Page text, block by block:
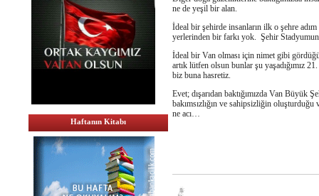
Haftanın Kitabı
ne de yeşil bir alan.
İdeal bir şehirde insanların ilk o şehre adım
yerlerinden bir farkı yok. Şehir
İdeal bir Van olması için nimet gibi
artık lütfen olsun bunlar şu yaşadığımız
biz buna hasretiz.
Evet; dışarıdan baktığımızda Van Büyük
bakımsızlığın ve sahipsizliğin oluşturduğu
ne acı…